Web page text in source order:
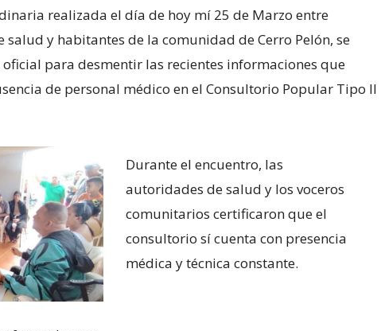
realizada el día de hoy mí 25 de Marzo entre
y habitantes de la comunidad de Cerro Pelón, se
para desmentir las recientes informaciones que
de personal médico en el Consultorio Popular Tipo II
​Durante el encuentro, las
autoridades de salud y los voceros
comunitarios certificaron que el
consultorio sí cuenta con presencia
médica y técnica constante.